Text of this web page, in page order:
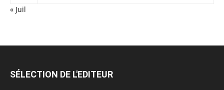
« Juil
SÉLECTION DE L'EDITEUR